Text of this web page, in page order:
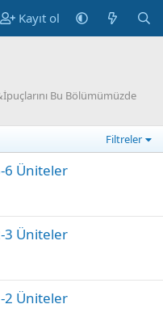
Kayıt ol
Bu Bölümümüzde
Filtreler
6 Üniteler
3 Üniteler
2 Üniteler